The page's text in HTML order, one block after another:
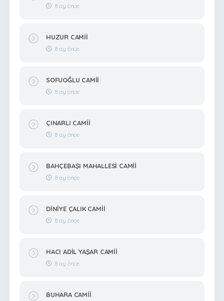
8 ay önce
HUZUR CAMİİ
8 ay önce
SOFUOĞLU CAMİİ
8 ay önce
ÇINARLI CAMİİ
8 ay önce
BAHÇEBAŞI MAHALLESİ CAMİİ
8 ay önce
DİNİYE ÇALIK CAMİİ
8 ay önce
HACI ADİL YAŞAR CAMİİ
8 ay önce
BUHARA CAMİİ